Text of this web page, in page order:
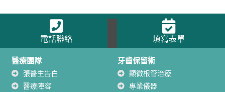
電話聯絡 填寫表單
醫療團隊
張醫生告白
醫療陣容
牙齒保留術
顯微根管治療
專業儀器